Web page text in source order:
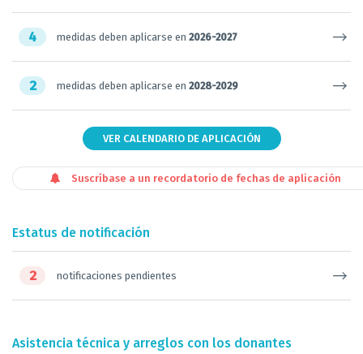
4 medidas deben aplicarse en 2026-2027
2 medidas deben aplicarse en 2028-2029
VER CALENDARIO DE APLICACIÓN
Suscríbase a un recordatorio de fechas de aplicación
Estatus de notificación
2 notificaciones pendientes
Asistencia técnica y arreglos con los donantes